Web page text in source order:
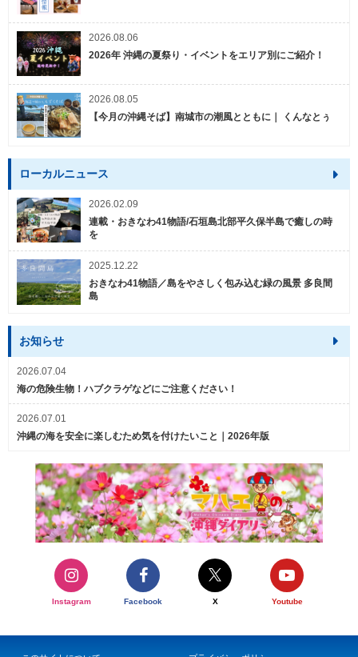
2026.08.06
2026年 沖縄の夏祭り・イベントをエリア別にご紹介！
2026.08.05
【今月の沖縄そば】南城市の潮風とともに｜ くんなとぅ
ローカルニュース
2026.02.09
連載・おきなわ41物語/石垣島北部平久保半島で癒しの時
を
2025.12.22
おきなわ41物語／島をやさしく包み込む緑の風景 多良間
島
お知らせ
2026.07.04
海の危険生物！ハブクラゲなどにご注意ください！
2026.07.01
沖縄の海を安全に楽しむため気を付けたいこと｜2026年版
Instagram Facebook X Youtube